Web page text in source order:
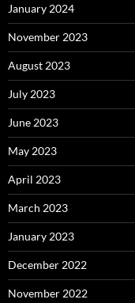
January 2024
November 2023
August 2023
July 2023
June 2023
May 2023
April 2023
March 2023
January 2023
December 2022
November 2022